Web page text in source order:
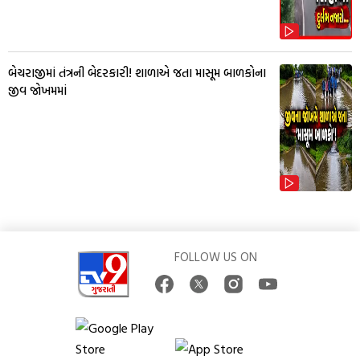
બેચરાજીમાં તંત્રની બેદરકારી! શાળાએ જતા માસૂમ બાળકોના
જીવ જોખમમાં
FOLLOW US ON